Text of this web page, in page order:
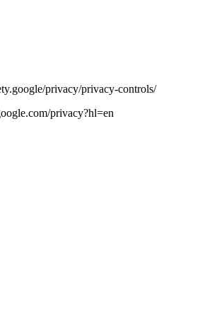
privacy/privacy-controls/
privacy?hl=en